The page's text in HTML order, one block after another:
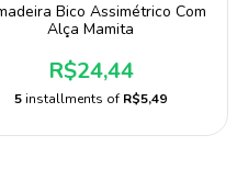
Bico Assimétrico Com
Alça Mamita
R$24,44
5 installments of R$5,49